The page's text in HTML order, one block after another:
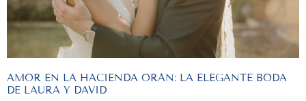
AMOR EN LA HACIENDA ORÁN: LA ELEGANTE BODA
DE LAURA Y DAVID